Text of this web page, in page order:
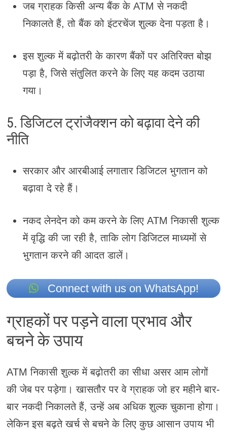
जब ग्राहक किसी अन्य बैंक के ATM से नकदी
निकालते हैं, तो बैंक को इंटरचेंज शुल्क देना पड़ता है।
इस शुल्क में बढ़ोतरी के कारण बैंकों पर अतिरिक्त बोझ
पड़ा है, जिसे संतुलित करने के लिए यह कदम उठाया
गया।
5. डिजिटल ट्रांजैक्शन को बढ़ावा देने की
नीति
सरकार और आरबीआई लगातार डिजिटल भुगतान को
बढ़ावा दे रहे हैं।
नकद लेनदेन को कम करने के लिए ATM निकासी शुल्क
में वृद्धि की जा रही है, ताकि लोग डिजिटल माध्यमों से
भुगतान करने की आदत डालें।
Connect with us on WhatsApp!
ग्राहकों पर पड़ने वाला प्रभाव और
बचने के उपाय
ATM निकासी शुल्क में बढ़ोतरी का सीधा असर आम लोगों
की जेब पर पड़ेगा। खासतौर पर वे ग्राहक जो हर महीने बार-
बार नकदी निकालते हैं, उन्हें अब अधिक शुल्क चुकाना होगा।
लेकिन इस बढ़ते खर्च से बचने के लिए कुछ आसान उपाय भी